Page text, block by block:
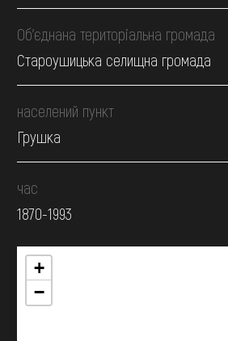
Об’єднана територіальна громада
Староушицька селищна громада
населений пункт
Грушка
час
1870-1993
+
−